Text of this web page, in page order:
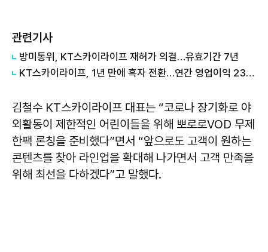
관련기사
방미통위, KT스카이라이프 재허가 의결…유효기간 7년
KT스카이라이프, 1년 만에 흑자 전환…연간 영업이익 230억
김철수 KT스카이라이프 대표는 “코로나 장기화로 야
외활동이 제한적인 어린이들을 위해 뽀로로VOD 무제
한팩 론칭을 준비했다”면서 “앞으로도 고객이 원하는
콘텐츠를 찾아 라인업을 확대해 나가면서 고객 만족을
위해 최선을 다하겠다”고 말했다.